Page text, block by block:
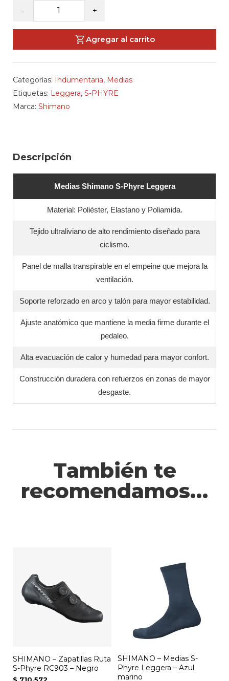
-
SHIMANO
-
Medias
cantidad
+
Agregar al carrito
Categorías: Indumentaria, Medias
Etiquetas: Leggera, S-PHYRE
Marca: Shimano
Descripción
Medias Shimano S-Phyre Leggera
Material: Poliéster, Elastano y Poliamida.
Tejido ultraliviano de alto rendimiento diseñado para
ciclismo.
Panel de malla transpirable en el empeine que mejora la
ventilación.
Soporte reforzado en arco y talón para mayor estabilidad.
Ajuste anatómico que mantiene la media firme durante el
pedaleo.
Alta evacuación de calor y humedad para mayor confort.
Construcción duradera con refuerzos en zonas de mayor
desgaste.
También te
recomendamos…
SHIMANO – Zapatillas Ruta
S-Phyre RC903 – Negro
$ 710.572
SHIMANO – Medias S-
Phyre Leggera – Azul
marino